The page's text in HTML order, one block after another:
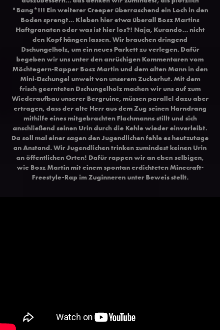
*Bang*!!! Ein weiterer Creeper überraschend ein Loch in den
Boden sprengt... Kleben hier etwa überall Bosz Martins
Haftgranaten oder was ist hier los?! Naja, Kurando... nicht
den Kopf hängen lassen. Wir brauchen dringend
Dschungelholz, um ein neues Parkett zu verlegen. Dafür
begeben wir uns unter den anrüchigen Kommentaren vom
Möchtegern-Rapper Bosz Martin und dem alten Mann in den
Mini-Dschungel unweit von unserem Zuckerhut. Mit dem
frisch geernteten Dschungelholz machen wir uns auf zum
Wiederaufbau unserer Bergruine, müssen parallel dazu aber
ertragen, dass der alte Herr aus dem Zug seinen Harndrang
mithilfe eines mitgebrachten Flachmanns stillt und sich
anschließend seinen Urin durch die Kehle wieder einverleibt.
Da soll mal einer sagen den Jugendlichen fehle es heutzutage
an Anstand. Wir Jugendlichen trinken zumindest keinen Urin
an öffentlichen Orten! Dafür rappen wir an eben selbigen,
wie Bosz Martin mit einem spontan erdichteten Minecraft-
Freestyle-Rap im Zuginneren unter Beweis stellt.